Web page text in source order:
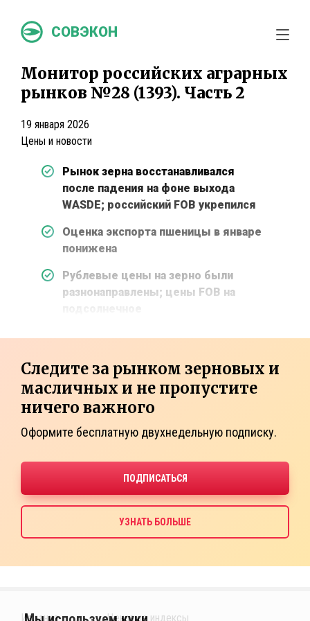
СОВЭКОН
Монитор российских аграрных
рынков №28 (1393). Часть 2
19 января 2026
Цены и новости
Рынок зерна восстанавливался
после падения на фоне выхода
WASDE; российский FOB укрепился
Оценка экспорта пшеницы в январе
понижена
Рублевые цены на зерно были
разнонаправлены; цены FOB на
Следите за рынком зерновых и
масличных и не пропустите
ничего важного
Оформите бесплатную двухнедельную подписку.
Издания Ценовые индексы